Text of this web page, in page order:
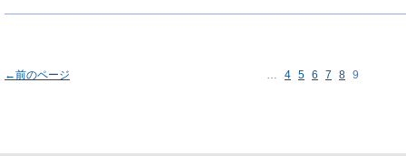
←前のページ … 4 5 6 7 8 9